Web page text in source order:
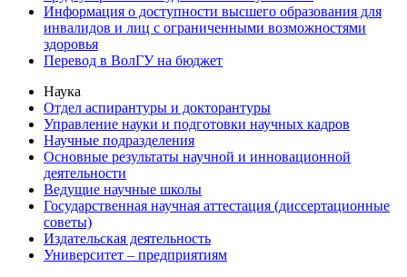
Информация о доступности высшего образования для
инвалидов и лиц с ограниченными возможностями
здоровья
Перевод в ВолГУ на бюджет
Наука
Отдел аспирантуры и докторантуры
Управление науки и подготовки научных кадров
Научные подразделения
Основные результаты научной и инновационной
деятельности
Ведущие научные школы
Государственная научная аттестация (диссертационные
советы)
Издательская деятельность
Университет – предприятиям